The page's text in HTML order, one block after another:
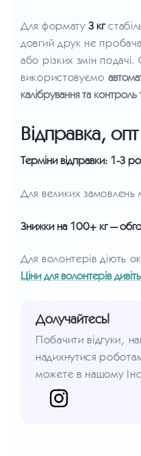
Для формату3 кг
довгий друк не
або різких змін
використовуємо
калібрування та
Відправка,
Терміни відправки: 1-3
Для великих замовлень
Знижки на 100+ кг —
Для волонтерів діють
Ціни для волонтерів
Долучайтесь!
Побачити відгуки,
надихнутися
можете в нашому